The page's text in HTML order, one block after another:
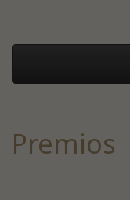
Premios